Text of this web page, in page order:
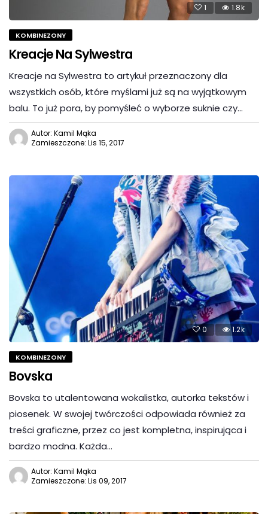
1 1.8k
KOMBINEZONY
Kreacje Na Sylwestra
Kreacje na Sylwestra to artykuł przeznaczony dla
wszystkich osób, które myślami już są na wyjątkowym
balu. To już pora, by pomyśleć o wyborze suknie czy…
Autor: Kamil Mąka
Zamieszczone: Lis 15, 2017
0 1.2k
KOMBINEZONY
Bovska
Bovska to utalentowana wokalistka, autorka tekstów i
piosenek. W swojej twórczości odpowiada również za
treści graficzne, przez co jest kompletna, inspirująca i
bardzo modna. Każda…
Autor: Kamil Mąka
Zamieszczone: Lis 09, 2017